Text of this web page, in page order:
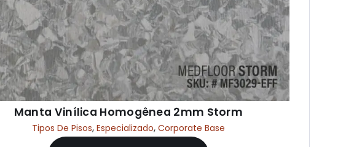
Manta Vinílica Homogênea 2mm Storm
Tipos De Pisos, Especializado, Corporate Base